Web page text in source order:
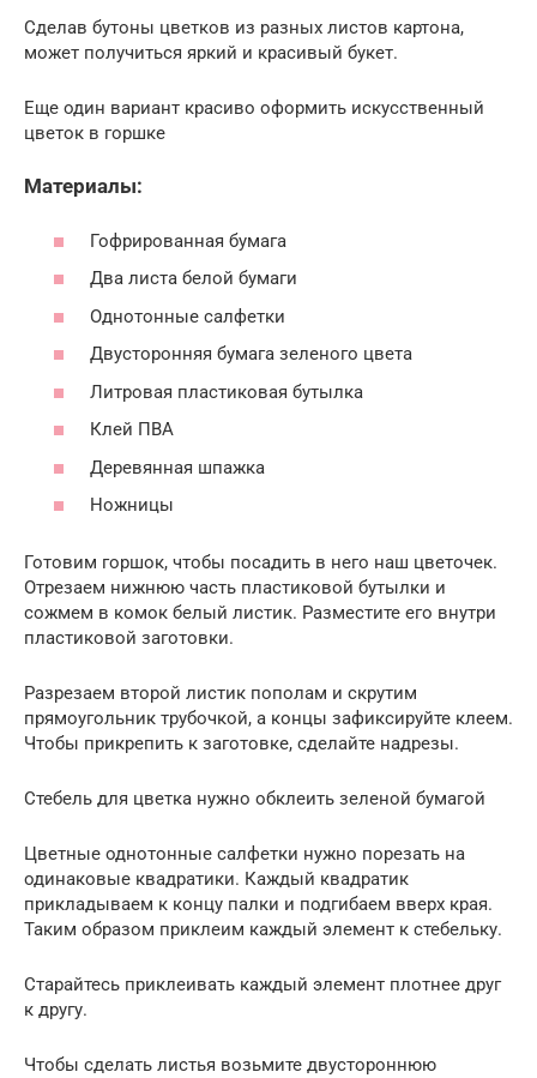
Сделав бутоны цветков из разных листов картона,
может получиться яркий и красивый букет.
Еще один вариант красиво оформить искусственный
цветок в горшке
Материалы:
Гофрированная бумага
Два листа белой бумаги
Однотонные салфетки
Двусторонняя бумага зеленого цвета
Литровая пластиковая бутылка
Клей ПВА
Деревянная шпажка
Ножницы
Готовим горшок, чтобы посадить в него наш цветочек.
Отрезаем нижнюю часть пластиковой бутылки и
сожмем в комок белый листик. Разместите его внутри
пластиковой заготовки.
Разрезаем второй листик пополам и скрутим
прямоугольник трубочкой, а концы зафиксируйте клеем.
Чтобы прикрепить к заготовке, сделайте надрезы.
Стебель для цветка нужно обклеить зеленой бумагой
Цветные однотонные салфетки нужно порезать на
одинаковые квадратики. Каждый квадратик
прикладываем к концу палки и подгибаем вверх края.
Таким образом приклеим каждый элемент к стебельку.
Старайтесь приклеивать каждый элемент плотнее друг
к другу.
Чтобы сделать листья возьмите двустороннюю